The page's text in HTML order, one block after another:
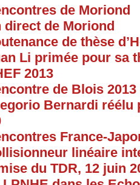
de Moriond
direct de Moriond
de thèse
Li primée pour sa
2013
de Blois 2013
Bernardi réélu
France-
linéaire
du TDR, 12 juin